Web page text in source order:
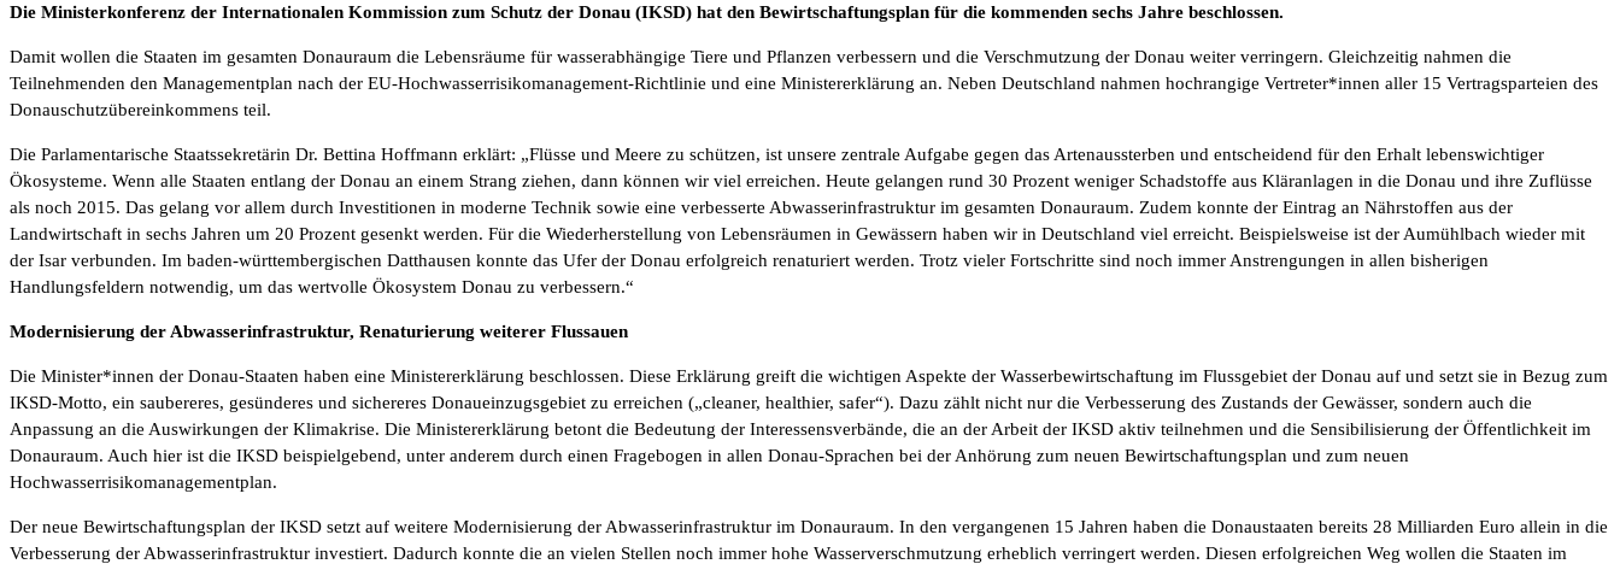
Die Ministerkonferenz der Internationalen Kommission zum Schutz der Donau (IKSD) hat den Bewirtschaftungsplan für die kommenden sechs Jahre beschlossen.
Damit wollen die Staaten im gesamten Donauraum die Lebensräume für wasserabhängige Tiere und Pflanzen verbessern und die Verschmutzung der Donau weiter verringern. Gleichzeitig nahmen die
Teilnehmenden den Managementplan nach der EU-Hochwasserrisikomanagement-Richtlinie und eine Ministererklärung an. Neben Deutschland nahmen hochrangige Vertreter*innen aller 15 Vertragsparteien des
Donauschutzübereinkommens teil.
Die Parlamentarische Staatssekretärin Dr. Bettina Hoffmann erklärt: „Flüsse und Meere zu schützen, ist unsere zentrale Aufgabe gegen das Artenaussterben und entscheidend für den Erhalt lebenswichtiger
Ökosysteme. Wenn alle Staaten entlang der Donau an einem Strang ziehen, dann können wir viel erreichen. Heute gelangen rund 30 Prozent weniger Schadstoffe aus Kläranlagen in die Donau und ihre Zuflüsse
als noch 2015. Das gelang vor allem durch Investitionen in moderne Technik sowie eine verbesserte Abwasserinfrastruktur im gesamten Donauraum. Zudem konnte der Eintrag an Nährstoffen aus der
Landwirtschaft in sechs Jahren um 20 Prozent gesenkt werden. Für die Wiederherstellung von Lebensräumen in Gewässern haben wir in Deutschland viel erreicht. Beispielsweise ist der Aumühlbach wieder mit
der Isar verbunden. Im baden-württembergischen Datthausen konnte das Ufer der Donau erfolgreich renaturiert werden. Trotz vieler Fortschritte sind noch immer Anstrengungen in allen bisherigen
Handlungsfeldern notwendig, um das wertvolle Ökosystem Donau zu verbessern.“
Modernisierung der Abwasserinfrastruktur, Renaturierung weiterer Flussauen
Die Minister*innen der Donau-Staaten haben eine Ministererklärung beschlossen. Diese Erklärung greift die wichtigen Aspekte der Wasserbewirtschaftung im Flussgebiet der Donau auf und setzt sie in Bezug zum
IKSD-Motto, ein saubereres, gesünderes und sichereres Donaueinzugsgebiet zu erreichen („cleaner, healthier, safer“). Dazu zählt nicht nur die Verbesserung des Zustands der Gewässer, sondern auch die
Anpassung an die Auswirkungen der Klimakrise. Die Ministererklärung betont die Bedeutung der Interessensverbände, die an der Arbeit der IKSD aktiv teilnehmen und die Sensibilisierung der Öffentlichkeit im
Donauraum. Auch hier ist die IKSD beispielgebend, unter anderem durch einen Fragebogen in allen Donau-Sprachen bei der Anhörung zum neuen Bewirtschaftungsplan und zum neuen
Hochwasserrisikomanagementplan.
Der neue Bewirtschaftungsplan der IKSD setzt auf weitere Modernisierung der Abwasserinfrastruktur im Donauraum. In den vergangenen 15 Jahren haben die Donaustaaten bereits 28 Milliarden Euro allein in die
Verbesserung der Abwasserinfrastruktur investiert. Dadurch konnte die an vielen Stellen noch immer hohe Wasserverschmutzung erheblich verringert werden. Diesen erfolgreichen Weg wollen die Staaten im